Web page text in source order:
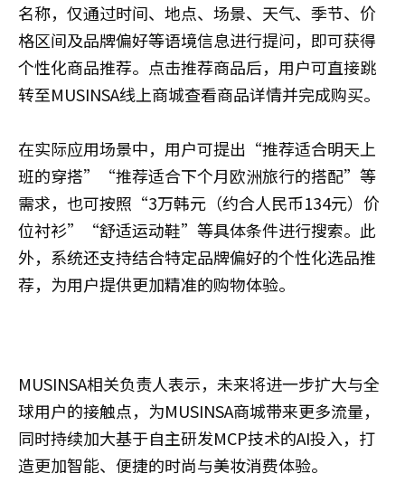
名称，仅通过时间、地点、场景、天气、季节、价
格区间及品牌偏好等语境信息进行提问，即可获得
个性化商品推荐。点击推荐商品后，用户可直接跳
转至MUSINSA线上商城查看商品详情并完成购买。
在实际应用场景中，用户可提出“推荐适合明天上
班的穿搭”“推荐适合下个月欧洲旅行的搭配”等
需求，也可按照“3万韩元（约合人民币134元）价
位衬衫”“舒适运动鞋”等具体条件进行搜索。此
外，系统还支持结合特定品牌偏好的个性化选品推
荐，为用户提供更加精准的购物体验。
MUSINSA相关负责人表示，未来将进一步扩大与全
球用户的接触点，为MUSINSA商城带来更多流量，
同时持续加大基于自主研发MCP技术的AI投入，打
造更加智能、便捷的时尚与美妆消费体验。